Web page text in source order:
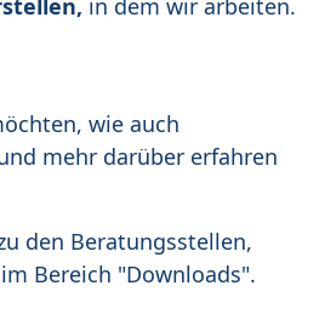
in dem wir arbeiten.
wie auch
mehr darüber erfahren
den Beratungsstellen,
Bereich "Downloads".